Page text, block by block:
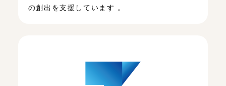
の創出を支援しています 。